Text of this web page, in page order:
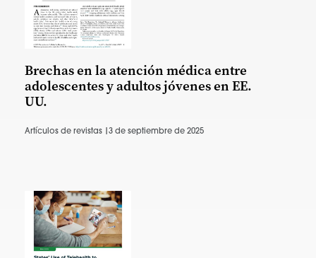
Brechas en la atención médica entre
adolescentes y adultos jóvenes en EE.
UU.
Artículos de revistas | 3 de septiembre de 2025